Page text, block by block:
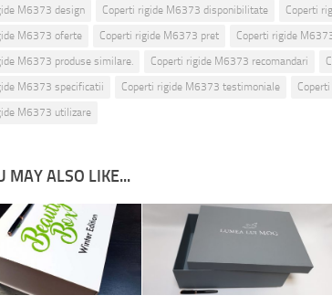
M6373 oferte
Coperti rigide M6373 pret
Coperti rigide
M6373 produse similare.
Coperti rigide M6373 recomandari
M6373 specificatii
Coperti rigide M6373 testimoniale
M6373 utilizare
pentru
Cutii rigide pentru cadouri